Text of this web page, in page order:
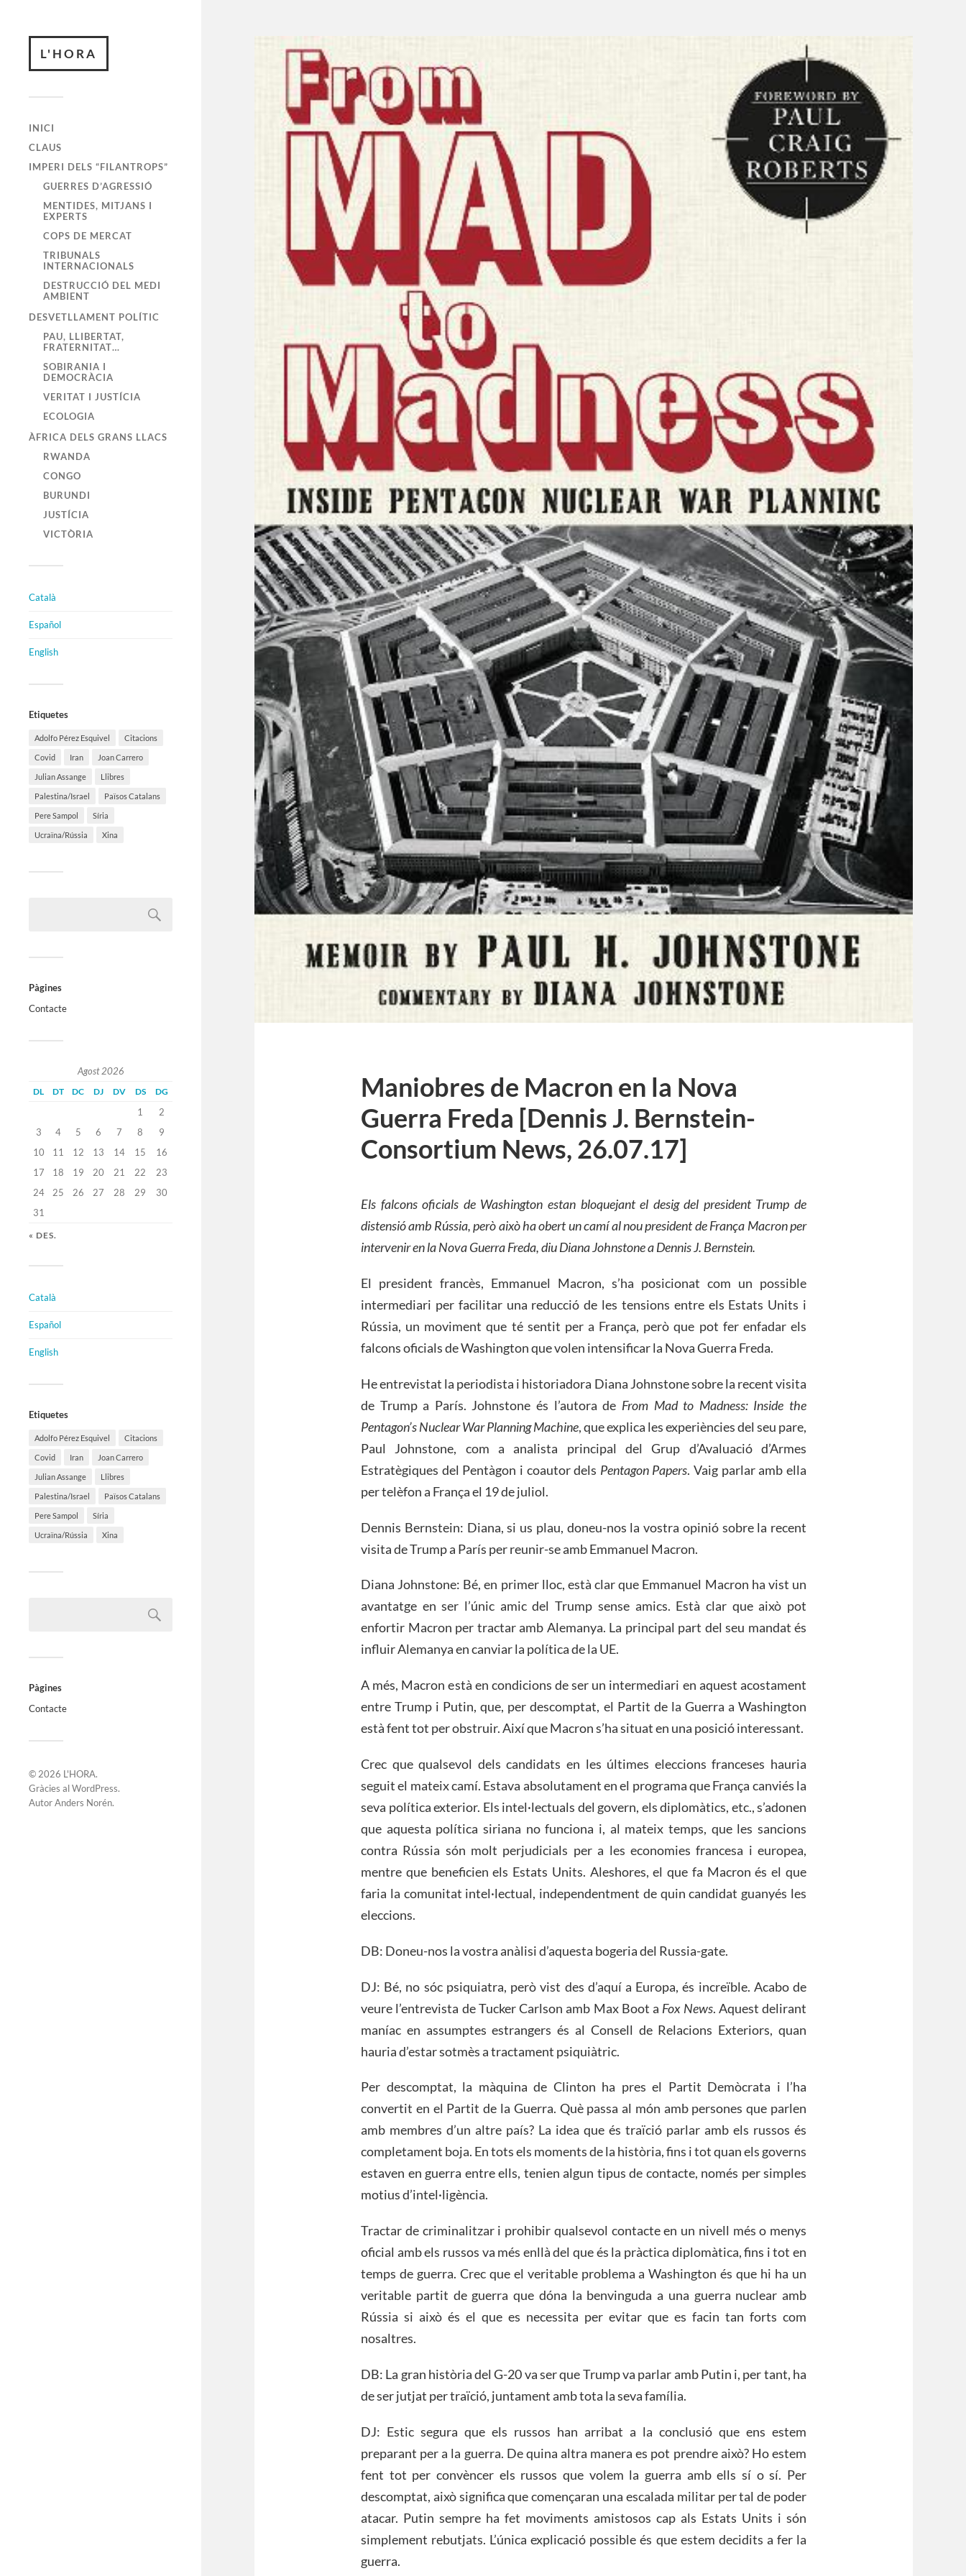
L'HORA
INICI
CLAUS
IMPERI DELS “FILANTROPS”
GUERRES D’AGRESSIÓ
MENTIDES, MITJANS I
EXPERTS
COPS DE MERCAT
TRIBUNALS
INTERNACIONALS
DESTRUCCIÓ DEL MEDI
AMBIENT
DESVETLLAMENT POLÍTIC
PAU, LLIBERTAT,
FRATERNITAT…
SOBIRANIA I
DEMOCRÀCIA
VERITAT I JUSTÍCIA
ECOLOGIA
ÀFRICA DELS GRANS LLACS
RWANDA
CONGO
BURUNDI
JUSTÍCIA
VICTÒRIA
Català
Español
English
Etiquetes
Adolfo Pérez Esquivel Citacions
Covid Iran Joan Carrero
Julian Assange Llibres
Palestina/Israel Països Catalans
Pere Sampol Síria
Ucraïna/Rússia Xina
Pàgines
Contacte
Agost 2026
DL DT DC DJ DV DS DG
1
2
3
4 5 6 7 8
9
10
11 12 13 14 15
16
17
18 19 20 21 22
23
24
25 26 27 28 29
30
31
« DES.
Català
Español
English
Etiquetes
Adolfo Pérez Esquivel Citacions
Covid Iran Joan Carrero
Julian Assange Llibres
Palestina/Israel Països Catalans
Pere Sampol Síria
Ucraïna/Rússia Xina
Pàgines
Contacte
© 2026 L'HORA.
Gràcies alWordPress.
AutorAnders Norén.
Maniobres de Macron en la Nova
Guerra Freda [Dennis J. Bernstein-
Consortium News, 26.07.17]
Els falcons oficials de Washington estan bloquejant el desig del president Trump de
distensió amb Rússia, però això ha obert un camí al nou president de França Macron per
intervenir en la Nova Guerra Freda, diu Diana Johnstone a Dennis J. Bernstein.
El president francès, Emmanuel Macron, s’ha posicionat com un possible
intermediari per facilitar una reducció de les tensions entre els Estats Units i
Rússia, un moviment que té sentit per a França, però que pot fer enfadar els
falcons oficials de Washington que volen intensificar la Nova Guerra Freda.
He entrevistat la periodista i historiadora Diana Johnstone sobre la recent visita
de Trump a París. Johnstone és l’autora de From Mad to Madness: Inside the
Pentagon’s Nuclear War Planning Machine, que explica les experiències del seu pare,
Paul Johnstone, com a analista principal del Grup d’Avaluació d’Armes
Estratègiques del Pentàgon i coautor dels Pentagon Papers. Vaig parlar amb ella
per telèfon a França el 19 de juliol.
Dennis Bernstein: Diana, si us plau, doneu-nos la vostra opinió sobre la recent
visita de Trump a París per reunir-se amb Emmanuel Macron.
Diana Johnstone: Bé, en primer lloc, està clar que Emmanuel Macron ha vist un
avantatge en ser l’únic amic del Trump sense amics. Està clar que això pot
enfortir Macron per tractar amb Alemanya. La principal part del seu mandat és
influir Alemanya en canviar la política de la UE.
A més, Macron està en condicions de ser un intermediari en aquest acostament
entre Trump i Putin, que, per descomptat, el Partit de la Guerra a Washington
està fent tot per obstruir. Així que Macron s’ha situat en una posició interessant.
Crec que qualsevol dels candidats en les últimes eleccions franceses hauria
seguit el mateix camí. Estava absolutament en el programa que França canviés la
seva política exterior. Els intel·lectuals del govern, els diplomàtics, etc., s’adonen
que aquesta política siriana no funciona i, al mateix temps, que les sancions
contra Rússia són molt perjudicials per a les economies francesa i europea,
mentre que beneficien els Estats Units. Aleshores, el que fa Macron és el que
faria la comunitat intel·lectual, independentment de quin candidat guanyés les
eleccions.
DB: Doneu-nos la vostra anàlisi d’aquesta bogeria del Russia-gate.
DJ: Bé, no sóc psiquiatra, però vist des d’aquí a Europa, és increïble. Acabo de
veure l’entrevista de Tucker Carlson amb Max Boot a Fox News. Aquest delirant
maníac en assumptes estrangers és al Consell de Relacions Exteriors, quan
hauria d’estar sotmès a tractament psiquiàtric.
Per descomptat, la màquina de Clinton ha pres el Partit Demòcrata i l’ha
convertit en el Partit de la Guerra. Què passa al món amb persones que parlen
amb membres d’un altre país? La idea que és traïció parlar amb els russos és
completament boja. En tots els moments de la història, fins i tot quan els governs
estaven en guerra entre ells, tenien algun tipus de contacte, només per simples
motius d’intel·ligència.
Tractar de criminalitzar i prohibir qualsevol contacte en un nivell més o menys
oficial amb els russos va més enllà del que és la pràctica diplomàtica, fins i tot en
temps de guerra. Crec que el veritable problema a Washington és que hi ha un
veritable partit de guerra que dóna la benvinguda a una guerra nuclear amb
Rússia si això és el que es necessita per evitar que es facin tan forts com
nosaltres.
DB: La gran història del G-20 va ser que Trump va parlar amb Putin i, per tant, ha
de ser jutjat per traïció, juntament amb tota la seva família.
DJ: Estic segura que els russos han arribat a la conclusió que ens estem
preparant per a la guerra. De quina altra manera es pot prendre això? Ho estem
fent tot per convèncer els russos que volem la guerra amb ells sí o sí. Per
descomptat, això significa que començaran una escalada militar per tal de poder
atacar. Putin sempre ha fet moviments amistosos cap als Estats Units i són
simplement rebutjats. L’única explicació possible és que estem decidits a fer la
guerra.